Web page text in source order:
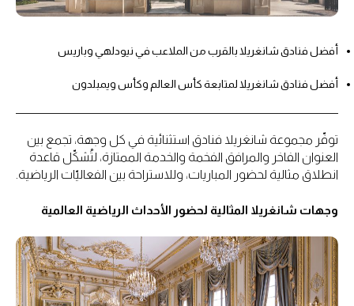
أفضل فنادق شانغريلا بالقرب من الملاعب في نيودلهي وباريس
أفضل فنادق شانغريلا لمتابعة كأس العالم وكأس ويمبلدون
توفّر مجموعة شانغريلا فنادق استثنائية في كل وجهة، تجمع بين
العنوان الفاخر والمرافق الفخمة والخدمة الممتازة، لتُشكّل قاعدة
انطلاق مثالية لحضور المباريات، وللاستراحة بين الفعاليّات الرياضية.
وجهات شانغريلا المثالية لحضور الأحداث الرياضية العالمية